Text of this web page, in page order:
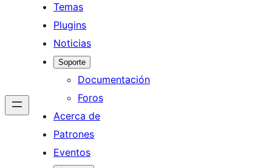
Temas
Plugins
Noticias
Soporte
Documentación
Foros
Acerca de
Patrones
Eventos